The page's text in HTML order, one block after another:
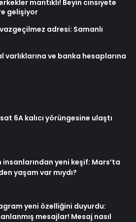
mantıklı! Beyin cinsiyete
gelişiyor
adresi: Samanlı
varlıklarına ve banka hesaplarına
6A kalıcı yörüngesine ulaştı
insanlarından yeni keşif: Mars’ta
yaşam var mıydı?
yeni özelliğini duyurdu:
mesajlar! Mesaj nasıl